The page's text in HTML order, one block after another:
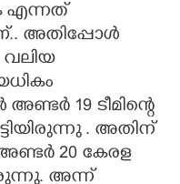
എന്നത്
അതിപ്പോൾ
വലിയ
19 ടീമിന്റെ
. അതിന്
20 കേരള
അന്ന്